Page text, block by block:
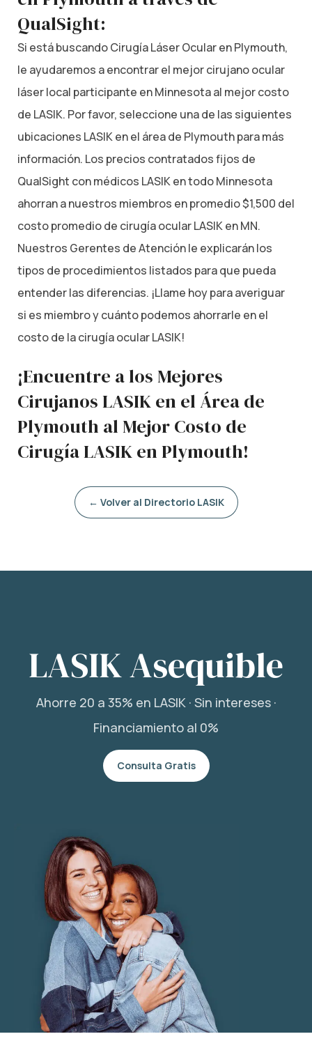
QualSight:
Si está buscando Cirugía Láser Ocular en Plymouth,
le ayudaremos a encontrar el mejor cirujano ocular
láser local participante en Minnesota al mejor costo
de LASIK. Por favor, seleccione una de las siguientes
ubicaciones LASIK en el área de Plymouth para más
información. Los precios contratados fijos de
QualSight con médicos LASIK en todo Minnesota
ahorran a nuestros miembros en promedio $1,500 del
costo promedio de cirugía ocular LASIK en MN.
Nuestros Gerentes de Atención le explicarán los
tipos de procedimientos listados para que pueda
entender las diferencias. ¡Llame hoy para averiguar
si es miembro y cuánto podemos ahorrarle en el
costo de la cirugía ocular LASIK!
¡Encuentre a los Mejores
Cirujanos LASIK en el Área de
Plymouth al Mejor Costo de
Cirugía LASIK en Plymouth!
← Volver al Directorio LASIK
LASIK Asequible
Ahorre 20 a 35% en LASIK · Sin intereses ·
Financiamiento al 0%
Consulta Gratis